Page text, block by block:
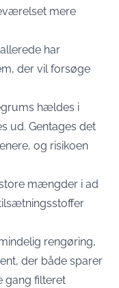
mere
har
der vil forsøge
hældes i
ud. Gentages det
og risikoen
mængder i ad
rengøring,
der både sparer
gang filteret